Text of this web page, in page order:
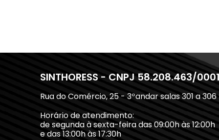
SINTHORESS - CNPJ 58.208.463/
Rua do Comércio, 25 - 3ºandar salas 301 a
Horário de atendimento:
de segunda à sexta-feira das 09:00h às 12:00h
e das 13:00h às 17:30h